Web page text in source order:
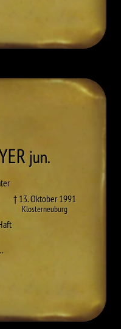
jun.
† 13. Oktober 1991
Klosterneuburg
ZU EDUARD GEYER JUN.